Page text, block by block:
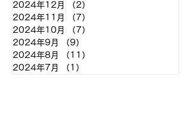
2024年12月
（2）
2024年11月
（7）
2024年10月
（7）
2024年9月
（9）
2024年8月
（11）
2024年7月
（1）